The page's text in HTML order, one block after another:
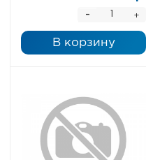
+
-
В корзину